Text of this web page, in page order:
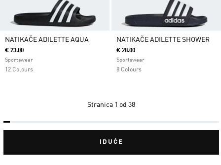
NATIKAČE ADILETTE AQUA
€ 23.00
Sportswear
12 Colours
NATIKAČE ADILETTE SHOWER
€ 28.00
Sportswear
8 Colours
Stranica 1 od 38
IDUĆE